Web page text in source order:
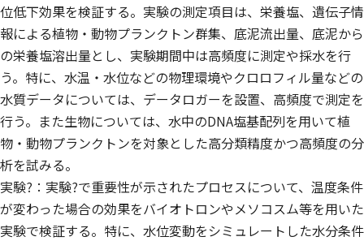
位低下効果を検証する。実験の測定項目は、栄養塩、遺伝子情
報による植物・動物プランクトン群集、底泥流出量、底泥から
の栄養塩溶出量とし、実験期間中は高頻度に測定や採水を行
う。特に、水温・水位などの物理環境やクロロフィル量などの
水質データについては、データロガーを設置、高頻度で測定を
行う。また生物については、水中のDNA塩基配列を用いて植
物・動物プランクトンを対象とした高分類精度かつ高頻度の分
析を試みる。
実験?：実験?で重要性が示されたプロセスについて、温度条件
が変わった場合の効果をバイオトロンやメソコスム等を用いた
実験で検証する。特に、水位変動をシミュレートした水分条件